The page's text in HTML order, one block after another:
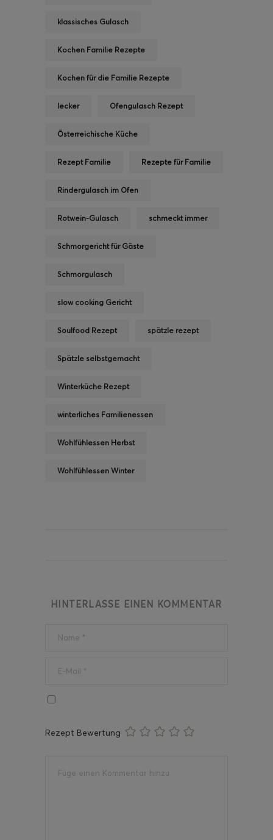
klassisches Gulasch
Kochen Familie Rezepte
Kochen für die Familie Rezepte
lecker Ofengulasch Rezept
Österreichische Küche
Rezept Familie Rezepte für Familie
Rindergulasch im Ofen
Rotwein-Gulasch schmeckt immer
Schmorgericht für Gäste
Schmorgulasch
slow cooking Gericht
Soulfood Rezept spätzle rezept
Spätzle selbstgemacht
Winterküche Rezept
winterliches Familienessen
Wohlfühlessen Herbst
Wohlfühlessen Winter
HINTERLASSE EINEN KOMMENTAR
Rezept Bewertung